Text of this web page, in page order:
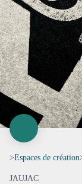
>Espaces de création
JAUJAC